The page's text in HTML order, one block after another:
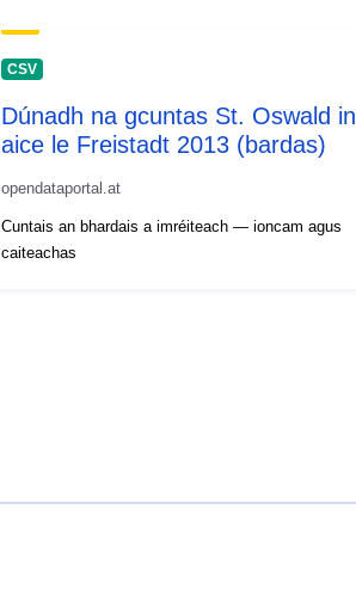
CSV
Dúnadh na gcuntas St. Oswald in
aice le Freistadt 2013 (bardas)
opendataportal.at
Cuntais an bhardais a imréiteach — ioncam agus
caiteachas